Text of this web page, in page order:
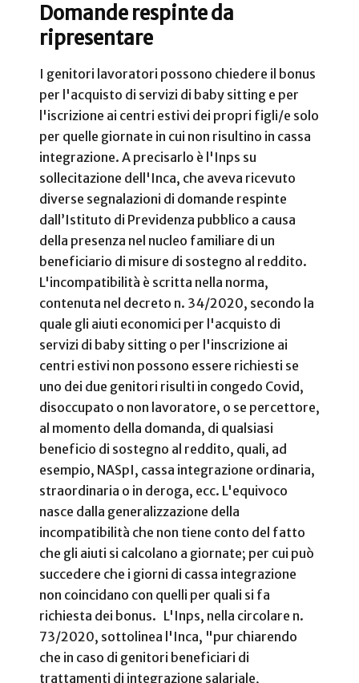
Domande respinte da
ripresentare
I genitori lavoratori possono chiedere il bonus
per l'acquisto di servizi di baby sitting e per
l'iscrizione ai centri estivi dei propri figli/e solo
per quelle giornate in cui non risultino in cassa
integrazione. A precisarlo è l'Inps su
sollecitazione dell'Inca, che aveva ricevuto
diverse segnalazioni di domande respinte
dall’Istituto di Previdenza pubblico a causa
della presenza nel nucleo familiare di un
beneficiario di misure di sostegno al reddito.
L'incompatibilità è scritta nella norma,
contenuta nel decreto n. 34/2020, secondo la
quale gli aiuti economici per l'acquisto di
servizi di baby sitting o per l'inscrizione ai
centri estivi non possono essere richiesti se
uno dei due genitori risulti in congedo Covid,
disoccupato o non lavoratore, o se percettore,
al momento della domanda, di qualsiasi
beneficio di sostegno al reddito, quali, ad
esempio, NASpI, cassa integrazione ordinaria,
straordinaria o in deroga, ecc. L'equivoco
nasce dalla generalizzazione della
incompatibilità che non tiene conto del fatto
che gli aiuti si calcolano a giornate; per cui può
succedere che i giorni di cassa integrazione
non coincidano con quelli per quali si fa
richiesta dei bonus. L'Inps, nella circolare n.
73/2020, sottolinea l'Inca, "pur chiarendo
che in caso di genitori beneficiari di
trattamenti di integrazione salariale,